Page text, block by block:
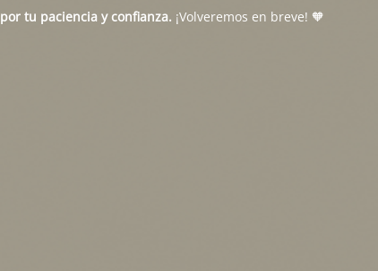
tu paciencia y confianza. ¡Volveremos en breve! 🧡